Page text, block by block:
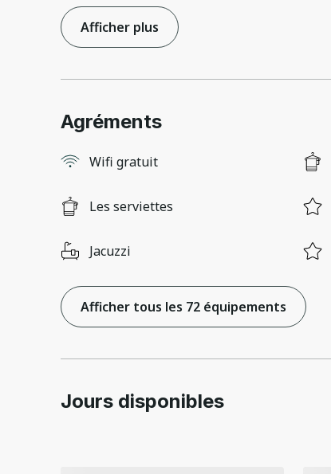
Afficher plus
Agréments
Wifi gratuit
Les serviettes
Jacuzzi
Afficher tous les 72 équipements
Jours disponibles